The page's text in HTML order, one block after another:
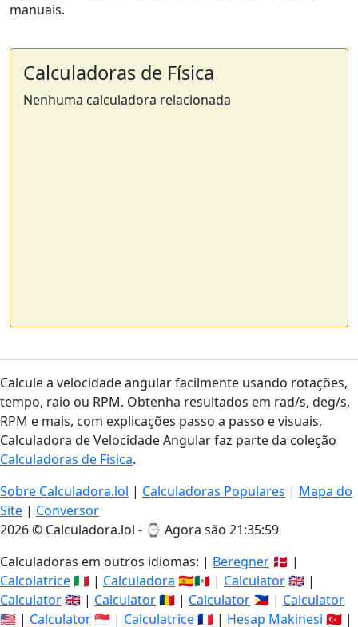
manuais.
Calculadoras de Física
Nenhuma calculadora relacionada
Calcule a velocidade angular facilmente usando rotações,
tempo, raio ou RPM. Obtenha resultados em rad/s, deg/s,
RPM e mais, com explicações passo a passo e visuais.
Calculadora de Velocidade Angular faz parte da coleção
Calculadoras de Física.
Sobre Calculadora.lol | Calculadoras Populares | Mapa do
Site | Conversor
2026 © Calculadora.lol - ⌚ Agora são 21:35:59
Calculadoras em outros idiomas: | Beregner 🇩🇰 |
Calcolatrice🇮🇹 | Calculadora 🇪🇸🇲🇽 | Calculator🇬🇧 |
Calculator🇬🇧 | Calculator🇷🇴 | Calculator 🇵🇭 | Calculator
🇺🇸 | Calculator🇸🇬 | Calculatrice🇫🇷 | Hesap Makinesi 🇹🇷 |